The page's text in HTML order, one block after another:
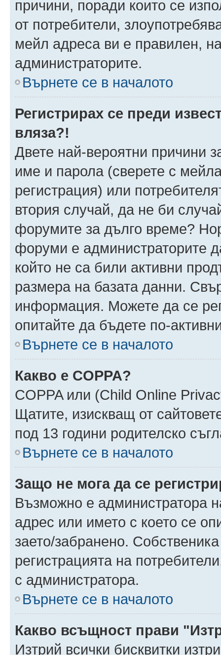
причини, поради които се
от потребители,
мейл адреса ви е правилен,
администраторите.
Върнете се в началото
Регистрирах се преди
вляза?!
Двете най-вероятни причини
име и парола (сверете с
регистрация) или
втория случай, да не би
форумите за дълго време?
форуми е администраторите
който не са били активни
размера на базата данни.
информация. Можете да се
опитайте да бъдете по-
Върнете се в началото
Какво е COPPA?
COPPA или (Child Online
Щатите, изискващ от
под 13 години родителско
Върнете се в началото
Защо не мога да се
Възможно е администратора
адрес или името с което се
заето/забранено.
регистрацията на
с администратора.
Върнете се в началото
Какво всъщност прави
Изтрий всички бисквитки